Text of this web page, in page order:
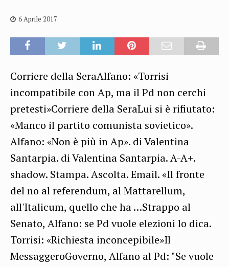
6 Aprile 2017
Corriere della SeraAlfano: «Torrisi
incompatibile con Ap, ma il Pd non cerchi
pretesti»Corriere della SeraLui si è rifiutato:
«Manco il partito comunista sovietico».
Alfano: «Non è più in Ap». di Valentina
Santarpia. di Valentina Santarpia. A-A+.
shadow. Stampa. Ascolta. Email. «Il fronte
del no al referendum, al Mattarellum,
all'Italicum, quello che ha …Strappo al
Senato, Alfano: se Pd vuole elezioni lo dica.
Torrisi: «Richiesta inconcepibile»Il
MessaggeroGoverno, Alfano al Pd: "Se vuole